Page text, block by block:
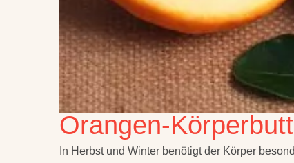
Orangen-
In Herbst und Winter benötigt der Körper